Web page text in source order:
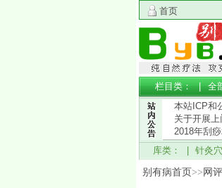
首页
栏目类： |全
本站ICP和
关于开展
2018年刮
库类： | 针灸
别有病首页>> 网评